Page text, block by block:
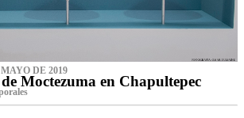
DE 2019
Moctezuma en Chapultepec